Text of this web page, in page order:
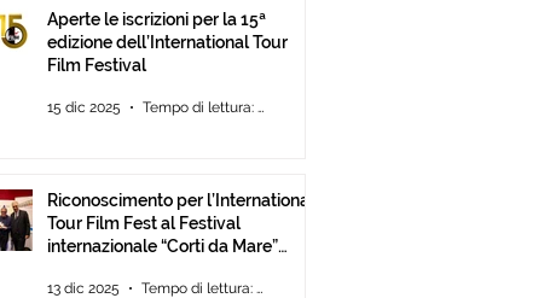
Aperte le iscrizioni per la 15ª
edizione dell’International Tour
Film Festival
15 dic 2025 Tempo di lettura: 2 min
Riconoscimento per l’International
Tour Film Fest al Festival
internazionale “Corti da Mare”
13 dic 2025 Tempo di lettura: 2 min